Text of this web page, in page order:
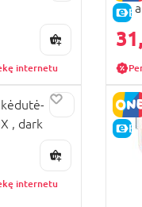
internetu
Up
31,
, dark
R129
internetu